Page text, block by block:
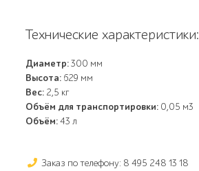
Технические характеристики:
Диаметр:300 мм
Высота: 629 мм
Вес: 2,5 кг
Объём для транспортировки: 0,05 м3
Объём:43 л
Заказ по телефону: 8 495 248 13 18